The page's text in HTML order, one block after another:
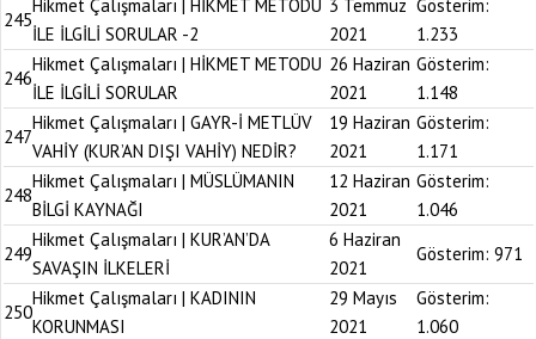
245
Hikmet Çalışmaları | HİKMET METODU
İLE İLGİLİ SORULAR -2
3 Temmuz
2021
Gösterim:
1.233
246
Hikmet Çalışmaları | HİKMET METODU
İLE İLGİLİ SORULAR
26 Haziran
2021
Gösterim:
1.148
247
Hikmet Çalışmaları | GAYR-İ METLÜV
VAHİY (KUR’AN DIŞI VAHİY) NEDİR?
19 Haziran
2021
Gösterim:
1.171
248
Hikmet Çalışmaları | MÜSLÜMANIN
BİLGİ KAYNAĞI
12 Haziran
2021
Gösterim:
1.046
249
Hikmet Çalışmaları | KUR’AN’DA
SAVAŞIN İLKELERİ
6 Haziran
2021
Gösterim: 971
250
Hikmet Çalışmaları | KADININ
KORUNMASI
29 Mayıs
2021
Gösterim:
1.060